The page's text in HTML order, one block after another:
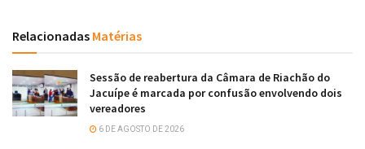
Relacionadas Matérias
Sessão de reabertura da Câmara de Riachão do
Jacuípe é marcada por confusão envolvendo dois
vereadores
6 DE AGOSTO DE 2026